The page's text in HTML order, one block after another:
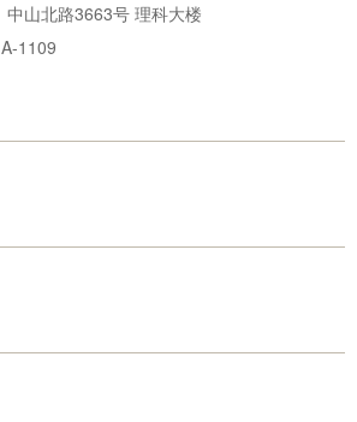
中山北路3663号 理科大楼
A-1109